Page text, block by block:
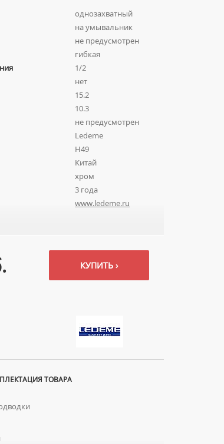
однозахватный
на умывальник
не предусмотрен
гибкая
1/2
нет
15.2
10.3
не предусмотрен
Ledeme
H49
Китай
хром
3 года
www.ledeme.ru
КУПИТЬ ›
ТОВАРА